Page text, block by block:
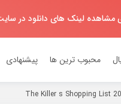
لینک های دانلود در
محبوب ترین ها پیشنهادی